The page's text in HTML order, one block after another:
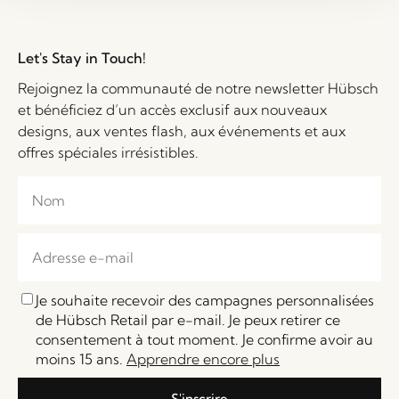
Let's Stay in Touch!
Rejoignez la communauté de notre newsletter Hübsch
et bénéficiez d’un accès exclusif aux nouveaux
designs, aux ventes flash, aux événements et aux
offres spéciales irrésistibles.
Je souhaite recevoir des campagnes personnalisées
de Hübsch Retail par e-mail. Je peux retirer ce
consentement à tout moment. Je confirme avoir au
moins 15 ans. Apprendre encore plus